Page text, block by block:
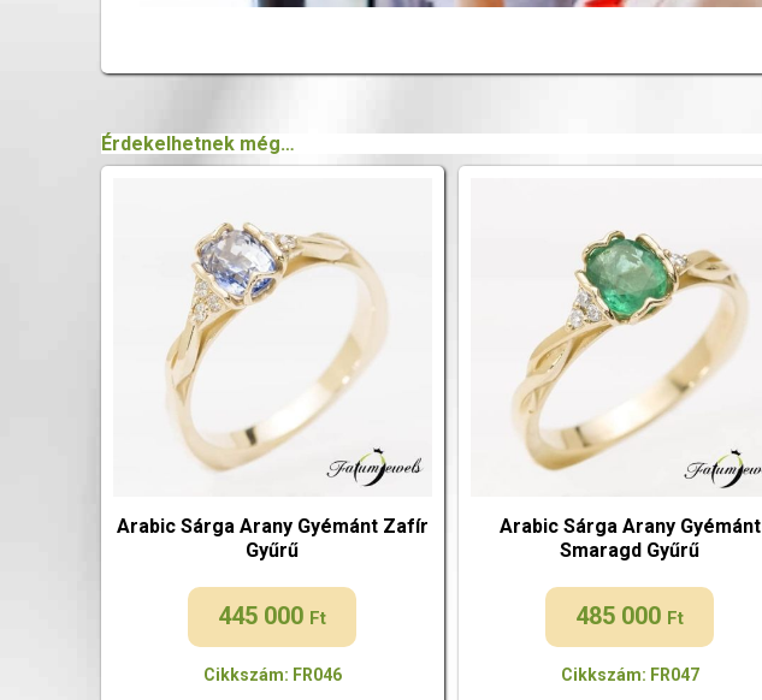
Érdekelhetnek még…
Arabic Sárga Arany Gyémánt Zafír
Gyűrű
445 000 Ft
Cikkszám: FR046
Arabic Sárga Arany Gyémánt
Smaragd Gyűrű
485 000 Ft
Cikkszám: FR047